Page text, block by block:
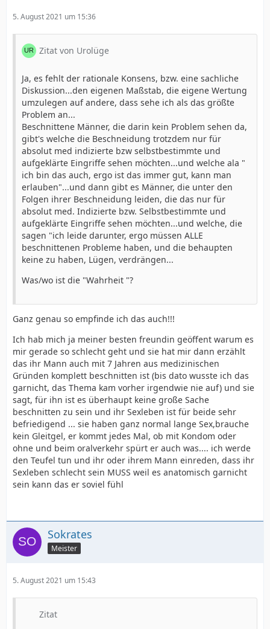
5. August 2021 um 15:36
Zitat von Urolüge
Ja, es fehlt der rationale Konsens, bzw. eine sachliche
Diskussion...den eigenen Maßstab, die eigene Wertung
umzulegen auf andere, dass sehe ich als das größte
Problem an...
Beschnittene Männer, die darin kein Problem sehen da,
gibt's welche die Beschneidung trotzdem nur für
absolut med indizierte bzw selbstbestimmte und
aufgeklärte Eingriffe sehen möchten...und welche ala "
ich bin das auch, ergo ist das immer gut, kann man
erlauben"...und dann gibt es Männer, die unter den
Folgen ihrer Beschneidung leiden, die das nur für
absolut med. Indizierte bzw. Selbstbestimmte und
aufgeklärte Eingriffe sehen möchten...und welche, die
sagen "ich leide darunter, ergo müssen ALLE
beschnittenen Probleme haben, und die behaupten
keine zu haben, Lügen, verdrängen...
Was/wo ist die "Wahrheit "?
Ganz genau so empfinde ich das auch!!!
Ich hab mich ja meiner besten freundin geöffent warum es
mir gerade so schlecht geht und sie hat mir dann erzählt
das ihr Mann auch mit 7 Jahren aus medizinischen
Gründen komplett beschnitten ist (bis dato wusste ich das
garnicht, das Thema kam vorher irgendwie nie auf) und sie
sagt, für ihn ist es überhaupt keine große Sache
beschnitten zu sein und ihr Sexleben ist für beide sehr
befriedigend ... sie haben ganz normal lange Sex,brauche
kein Gleitgel, er kommt jedes Mal, ob mit Kondom oder
ohne und beim oralverkehr spürt er auch was.... ich werde
den Teufel tun und ihr oder ihrem Mann einreden, dass ihr
Sexleben schlecht sein MUSS weil es anatomisch garnicht
sein kann das er soviel fühl
Sokrates
Meister
5. August 2021 um 15:43
Zitat